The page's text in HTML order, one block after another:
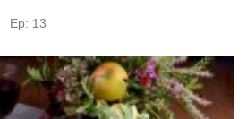
Ep: 13